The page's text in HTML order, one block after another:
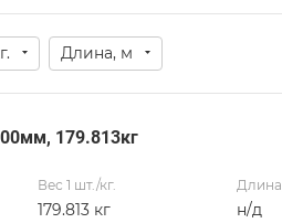
Длина, м
179.813кг
Вес 1 шт./кг.
179.813 кг н/д